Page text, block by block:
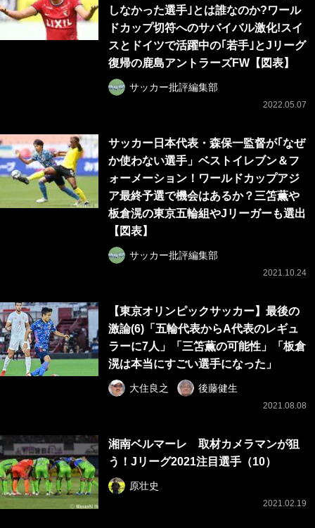
しなかった選手｣とは誰なのか?ワール
ドカップ切符へのサバイバル激化!スイ
スとドイツで活躍中の｢若手｣とJリーグ
復帰の鹿島アントラーズFW【図表】
サッカー批評編集部
2022.05.07
サッカー日本代表・森保一監督が｢なぜ
か使わない選手」ベストイレブン＆フ
ォーメーション！ワールドカップアジ
ア最終予選で機会はあるか？三笘薫や
板倉滉の東京五輪組やJリーガーも選出
【図表】
サッカー批評編集部
2021.10.24
【東京オリンピックサッカー】最後の
激論(6)「五輪代表からA代表のレギュ
ラーに7人」「三笘薫の可能性」「板倉
滉は本当にすごい選手になった」
大住良之 後藤健生
2021.08.08
湘南ベルマーレ 取材カメラマンが狙
う！Jリーグ2021注目選手（10）
原壮史
2021.02.19